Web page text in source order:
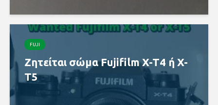
FUJI
Ζητείται σώμα Fujifilm X-T4 ή X-
T5